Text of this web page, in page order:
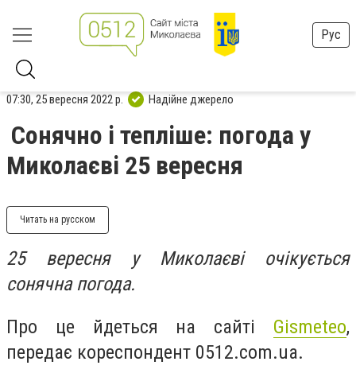
Рус
07:30, 25 вересня 2022 р. Надійне джерело
Сонячно і тепліше: погода у
Миколаєві 25 вересня
Читать на русском
25 вересня у Миколаєві очікується
сонячна погода.
Про це йдеться на сайті Gismeteo,
передає кореспондент 0512.com.ua.